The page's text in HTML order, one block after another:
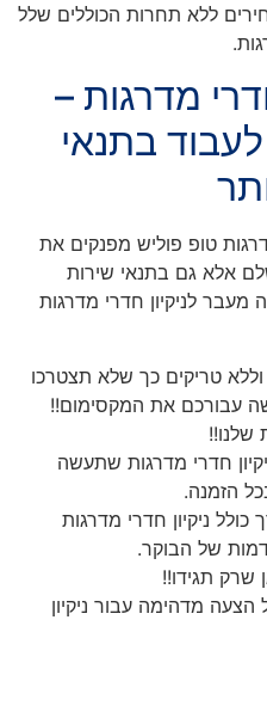
ללא תחרות הכוללים שלל
מדרגות –
בתנאי
טופ פוליש מפנקים את
אלא גם בתנאי שירות
מעבר לניקיון חדרי מדרגות
טריקים כך שלא תצטרכו
עבורכם את המקסימום!!
חדרי מדרגות שתעשה
הזמנה.
ניקיון חדרי מדרגות
של הבוקר.
שרק תגידו!!
מדהימה עבור ניקיון